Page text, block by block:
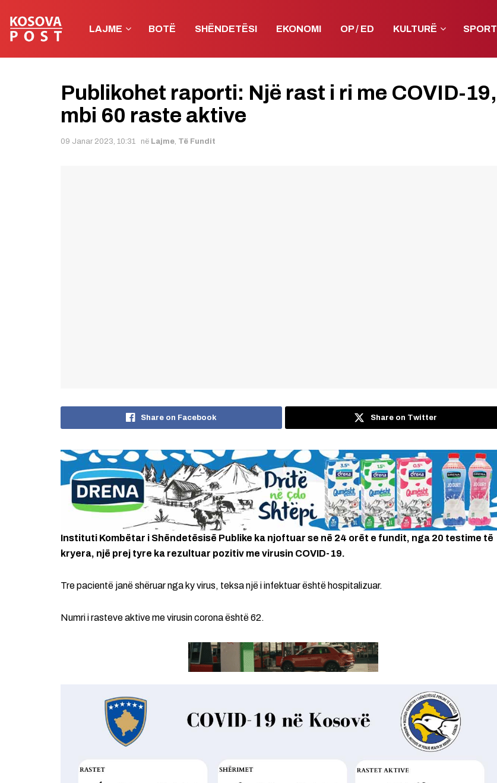
LAJME BOTË SHËNDETËSI EKONOMI OP / ED KULTURË SPORT
Publikohet raporti: Një rast i ri me COVID-19,
mbi 60 raste aktive
09 Janar 2023, 10:31 në Lajme, Të Fundit
Share on Facebook Share on Twitter
Instituti Kombëtar i Shëndetësisë Publike ka njoftuar se në 24 orët e fundit, nga 20 testime të
kryera, një prej tyre ka rezultuar pozitiv me virusin COVID-19.
Tre pacientë janë shëruar nga ky virus, teksa një i infektuar është hospitalizuar.
Numri i rasteve aktive me virusin corona është 62.